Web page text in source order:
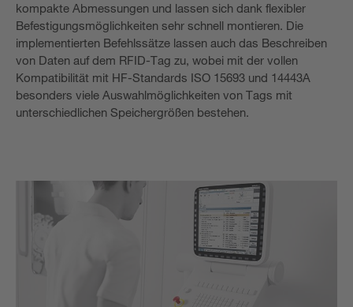
kompakte Abmessungen und lassen sich dank flexibler
Befestigungsmöglichkeiten sehr schnell montieren. Die
implementierten Befehlssätze lassen auch das Beschreiben
von Daten auf dem RFID-Tag zu, wobei mit der vollen
Kompatibilität mit HF-Standards ISO 15693 und 14443A
besonders viele Auswahlmöglichkeiten von Tags mit
unterschiedlichen Speichergrößen bestehen.